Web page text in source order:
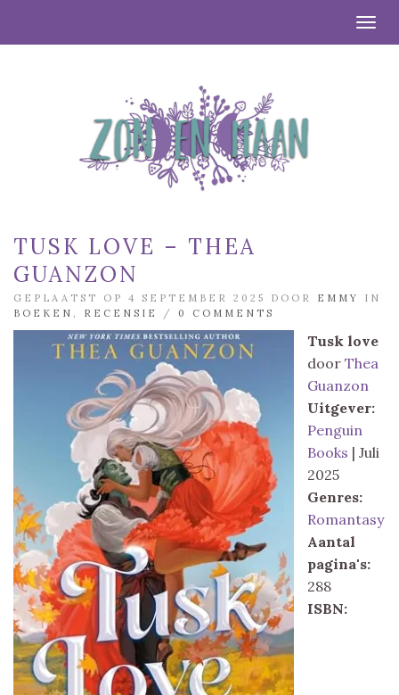
TUSK LOVE – THEA
GUANZON
GEPLAATST OP 4 SEPTEMBER 2025 DOOR EMMY
IN
BOEKEN
RECENSIE / 0 COMMENTS
Tusk love
door Thea
Guanzon
Uitgever:
Penguin
Books | Juli
2025
Genres:
Romantasy
Aantal
pagina's:
288
ISBN: